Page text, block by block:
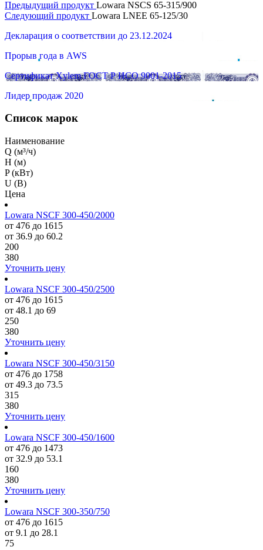
Предыдущий продукт Lowara NSCS 65-315/900
Следующий продукт Lowara LNEE 65-125/30
Декларация о соответствии до 23.12.2024
Прорыв года в AWS
Сертификат Xylem ГОСТ Р ИСО 9001-2015
Лидер продаж 2020
Список марок
Наименование
Q (м³/ч)
H (м)
P (кВт)
U (В)
Цена
Lowara NSCF 300-450/2000
от 476 до 1615
от 36.9 до 60.2
200
380
Уточнить цену
Lowara NSCF 300-450/2500
от 476 до 1615
от 48.1 до 69
250
380
Уточнить цену
Lowara NSCF 300-450/3150
от 476 до 1758
от 49.3 до 73.5
315
380
Уточнить цену
Lowara NSCF 300-450/1600
от 476 до 1473
от 32.9 до 53.1
160
380
Уточнить цену
Lowara NSCF 300-350/750
от 476 до 1615
от 9.1 до 28.1
75